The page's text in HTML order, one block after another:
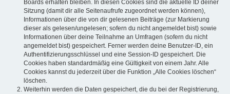
Boards erhalten bleiben. In diesen Cookies sind die aktuelle ID deiner
Sitzung (damit dir alle Seitenaufrufe zugeordnet werden können),
Informationen über die von dir gelesenen Beiträge (zur Markierung
dieser als gelesen/ungelesen; sofern du nicht angemeldet bist) sowie
Informationen über deine Teilnahme an Umfragen (sofern du nicht
angemeldet bist) gespeichert. Ferner werden deine Benutzer-ID, ein
Authentifizierungsschlüssel und eine Session-ID gespeichert. Die
Cookies haben standardmäßig eine Gültigkeit von einem Jahr. Alle
Cookies kannst du jederzeit über die Funktion „Alle Cookies löschen“
löschen.
Weiterhin werden die Daten gespeichert, die du bei der Registrierung,